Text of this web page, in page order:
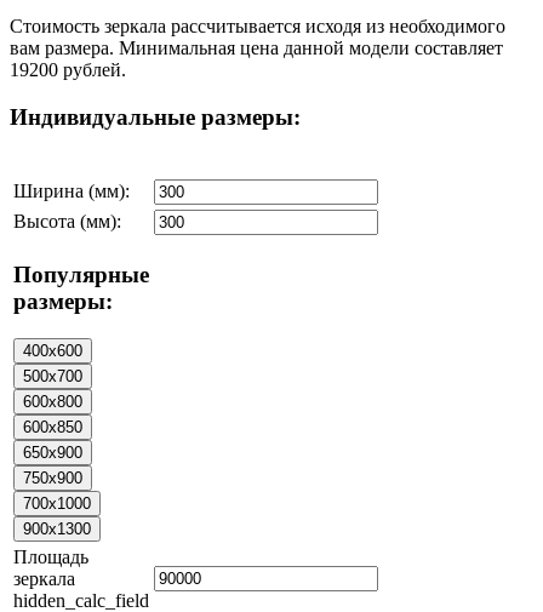
Стоимость зеркала рассчитывается исходя из необходимого
вам размера. Минимальная цена данной модели составляет
19200 рублей.
Индивидуальные размеры:
Ширина (мм):
Высота (мм):
Популярные
размеры:
Площадь
зеркала
hidden_calc_field